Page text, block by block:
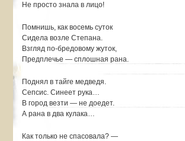
Не просто знала в лицо!
Помнишь, как восемь суток
Сидела возле Степана.
Взгляд по-бредовому жуток,
Предплечье — сплошная рана.
Поднял в тайге медведя.
Сепсис. Синеет рука…
В город везти — не доедет.
А рана в два кулака…
Как только не спасовала? —